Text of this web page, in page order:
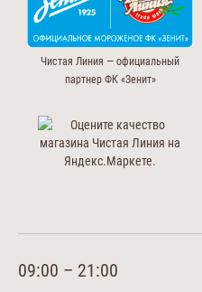
Чистая Линия — официальный
партнер ФК «Зенит»
09:00 – 21:00